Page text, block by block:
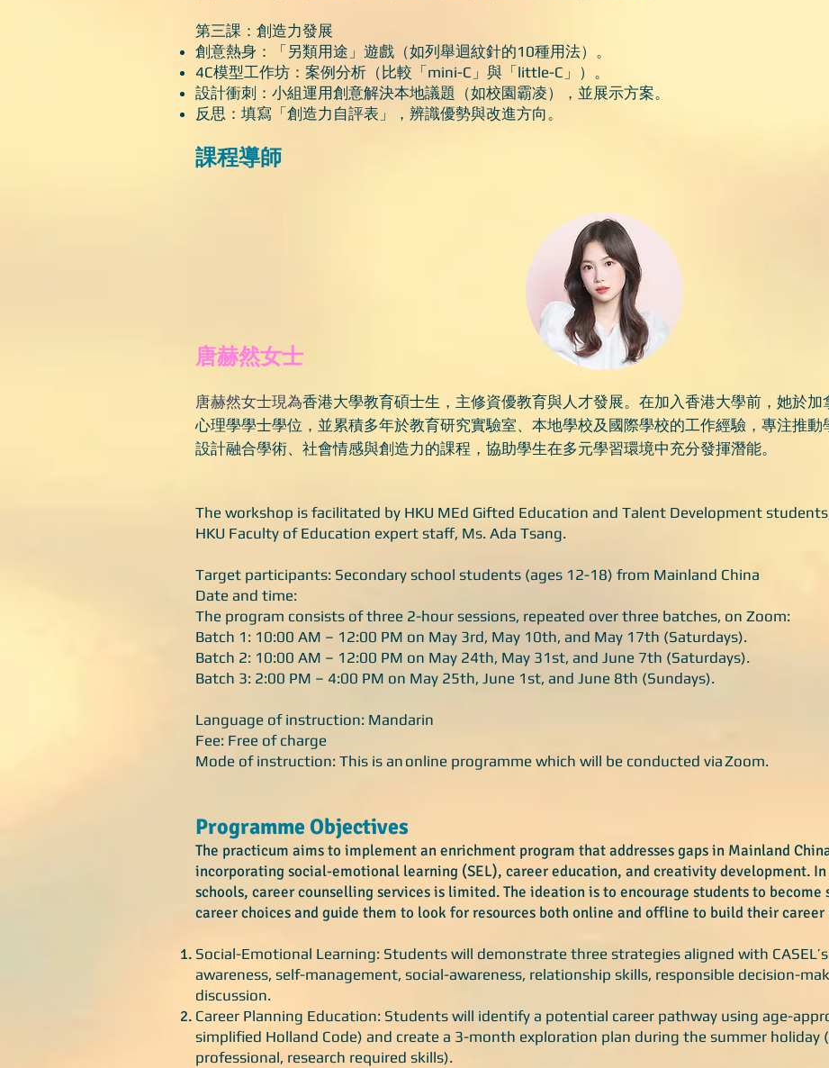
第三課：創造力發展
創意熱身：「另類用途」遊戲（如列舉迴紋針的10種用法）。
4C模型工作坊：案例分析（比較「mini-C」與「little-C」）。
設計衝刺：小組運用創意解決本地議題（如校園霸凌），並展示方案。
反思：填寫「創造力自評表」，辨識優勢與改進方向。
課程導師 ​
唐赫然女士
唐赫然女士現為香港大學教育碩士生，主修資優教育與人才發展。在加入香港大學前，她於
心理學學士學位，並累積多年於教育研究實驗室、本地學校及國際學校的工作經驗，專注推動
設計融合學術、社會情感與創造力的課程，協助學生在多元學習環境中充分發揮潛能。
The workshop is facilitated by HKU MEd Gifted Education and Talent Development
HKU Faculty of Education expert staff, Ms. Ada Tsang.
Target participants: Secondary school students (ages 12-18) from Mainland China
Date and time:
The program consists of three 2-hour sessions, repeated over three batches, on Zoom:
Batch 1: 10:00 AM – 12:00 PM on May 3rd, May 10th, and May 17th (Saturdays).
Batch 2: 10:00 AM – 12:00 PM on May 24th, May 31st, and June 7th (Saturdays).
Batch 3: 2:00 PM – 4:00 PM on May 25th, June 1st, and June 8th (Sundays).
Language of instruction: Mandarin
Fee: Free of charge
Mode of instruction: This is an online programme which will be conducted via Zoom.
Programme Objectives
The practicum aims to implement an enrichment program that addresses gaps in Mainland
incorporating social-emotional learning (SEL), career education, and creativity development.
schools, career counselling services is limited. The ideation is to encourage students to
career choices and guide them to look for resources both online and offline to build their career
Social-Emotional Learning: Students will demonstrate three strategies aligned with
awareness, self-management, social-awareness, relationship skills, responsible decision-
discussion.
Career Planning Education: Students will identify a potential career pathway using age-
simplified Holland Code) and create a 3-month exploration plan during the summer holiday
professional, research required skills).